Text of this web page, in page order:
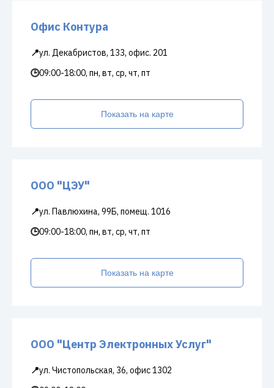
Офис Контура
📍ул. Декабристов, 133, офис. 201
🕒09:00-18:00, пн, вт, ср, чт, пт
Показать на карте
ООО "ЦЭУ"
📍ул. Павлюхина, 99Б, помещ. 1016
🕒09:00-18:00, пн, вт, ср, чт, пт
Показать на карте
ООО "Центр Электронных Услуг"
📍ул. Чистопольская, 36, офис 1302